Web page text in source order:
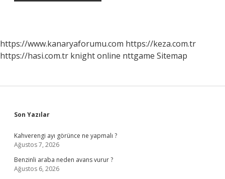
https://www.kanaryaforumu.com https://keza.com.tr
https://hasi.com.tr knight online nttgame Sitemap
Sidebar
Son Yazılar
Kahverengi ayı görünce ne yapmalı ?
Ağustos 7, 2026
Benzinli araba neden avans vurur ?
Ağustos 6, 2026